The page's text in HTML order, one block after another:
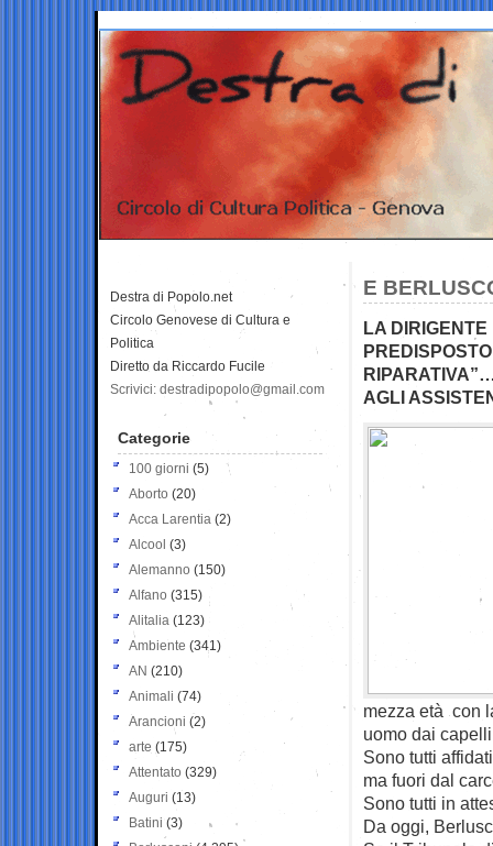
E
LA
AGLI
mezza età con
uomo dai
Sono tutti
ma fuori dal
Sono tutti in
Da oggi,
Destra di Popolo.net
Circolo Genovese di Cultura e
Politica
Diretto da Riccardo Fucile
Scrivici: destradipopolo@gmail.com
Categorie
100 giorni (5)
Aborto (20)
Acca Larentia (2)
Alcool (3)
Alemanno (150)
Alfano (315)
Alitalia (123)
Ambiente (341)
AN (210)
Animali (74)
Arancioni (2)
arte (175)
Attentato (329)
Auguri (13)
Batini (3)